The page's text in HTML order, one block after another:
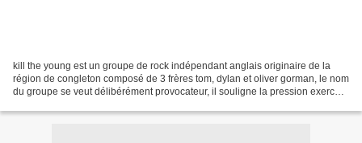
kill the young est un groupe de rock indépendant anglais originaire de la
région de congleton composé de 3 frères tom, dylan et oliver gorman, le nom
du groupe se veut délibérément provocateur, il souligne la pression exercée